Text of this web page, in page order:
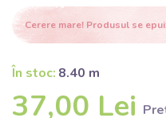
Cerere mare! Produsul se
În stoc: 8.40 m
37,00 Lei